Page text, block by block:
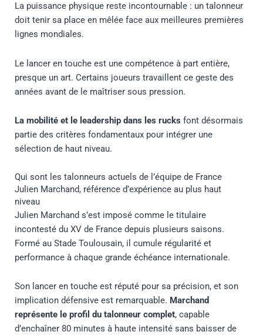
La puissance physique reste incontournable : un talonneur
doit tenir sa place en mêlée face aux meilleures premières
lignes mondiales.
Le lancer en touche est une compétence à part entière,
presque un art. Certains joueurs travaillent ce geste des
années avant de le maîtriser sous pression.
La mobilité et le leadership dans les rucks font désormais
partie des critères fondamentaux pour intégrer une
sélection de haut niveau.
Qui sont les talonneurs actuels de l’équipe de France
Julien Marchand, référence d’expérience au plus haut
niveau
Julien Marchand s’est imposé comme le titulaire
incontesté du XV de France depuis plusieurs saisons.
Formé au Stade Toulousain, il cumule régularité et
performance à chaque grande échéance internationale.
Son lancer en touche est réputé pour sa précision, et son
implication défensive est remarquable. Marchand
représente le profil du talonneur complet, capable
d’enchaîner 80 minutes à haute intensité sans baisser de